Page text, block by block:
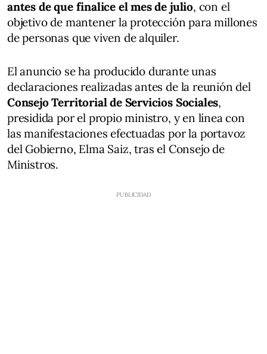
antes de que finalice el mes de julio, con el
objetivo de mantener la protección para millones
de personas que viven de alquiler.
El anuncio se ha producido durante unas
declaraciones realizadas antes de la reunión del
Consejo Territorial de Servicios Sociales,
presidida por el propio ministro, y en línea con
las manifestaciones efectuadas por la portavoz
del Gobierno, Elma Saiz, tras el Consejo de
Ministros.